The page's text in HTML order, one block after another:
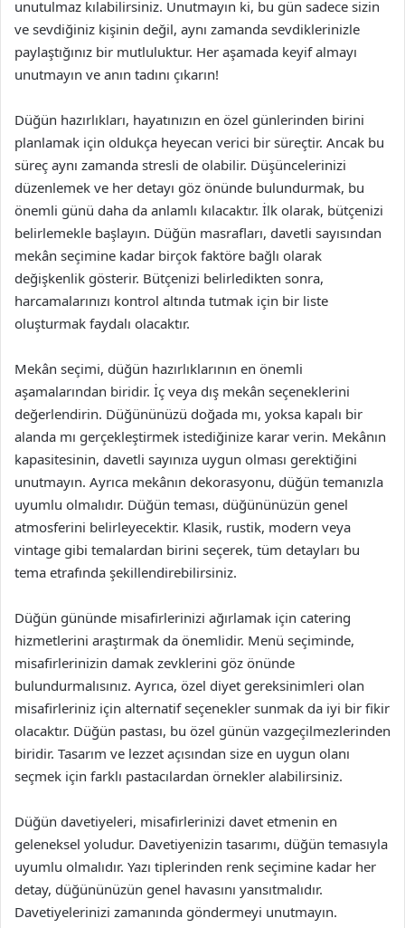
unutulmaz kılabilirsiniz. Unutmayın ki, bu gün sadece sizin
ve sevdiğiniz kişinin değil, aynı zamanda sevdiklerinizle
paylaştığınız bir mutluluktur. Her aşamada keyif almayı
unutmayın ve anın tadını çıkarın!
Düğün hazırlıkları, hayatınızın en özel günlerinden birini
planlamak için oldukça heyecan verici bir süreçtir. Ancak bu
süreç aynı zamanda stresli de olabilir. Düşüncelerinizi
düzenlemek ve her detayı göz önünde bulundurmak, bu
önemli günü daha da anlamlı kılacaktır. İlk olarak, bütçenizi
belirlemekle başlayın. Düğün masrafları, davetli sayısından
mekân seçimine kadar birçok faktöre bağlı olarak
değişkenlik gösterir. Bütçenizi belirledikten sonra,
harcamalarınızı kontrol altında tutmak için bir liste
oluşturmak faydalı olacaktır.
Mekân seçimi, düğün hazırlıklarının en önemli
aşamalarından biridir. İç veya dış mekân seçeneklerini
değerlendirin. Düğününüzü doğada mı, yoksa kapalı bir
alanda mı gerçekleştirmek istediğinize karar verin. Mekânın
kapasitesinin, davetli sayınıza uygun olması gerektiğini
unutmayın. Ayrıca mekânın dekorasyonu, düğün temanızla
uyumlu olmalıdır. Düğün teması, düğününüzün genel
atmosferini belirleyecektir. Klasik, rustik, modern veya
vintage gibi temalardan birini seçerek, tüm detayları bu
tema etrafında şekillendirebilirsiniz.
Düğün gününde misafirlerinizi ağırlamak için catering
hizmetlerini araştırmak da önemlidir. Menü seçiminde,
misafirlerinizin damak zevklerini göz önünde
bulundurmalısınız. Ayrıca, özel diyet gereksinimleri olan
misafirleriniz için alternatif seçenekler sunmak da iyi bir fikir
olacaktır. Düğün pastası, bu özel günün vazgeçilmezlerinden
biridir. Tasarım ve lezzet açısından size en uygun olanı
seçmek için farklı pastacılardan örnekler alabilirsiniz.
Düğün davetiyeleri, misafirlerinizi davet etmenin en
geleneksel yoludur. Davetiyenizin tasarımı, düğün temasıyla
uyumlu olmalıdır. Yazı tiplerinden renk seçimine kadar her
detay, düğününüzün genel havasını yansıtmalıdır.
Davetiyelerinizi zamanında göndermeyi unutmayın.